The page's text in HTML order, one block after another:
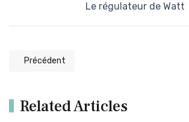
Le régulateur de Watt
Article précédent : 1968-4
Précédent
Related Articles